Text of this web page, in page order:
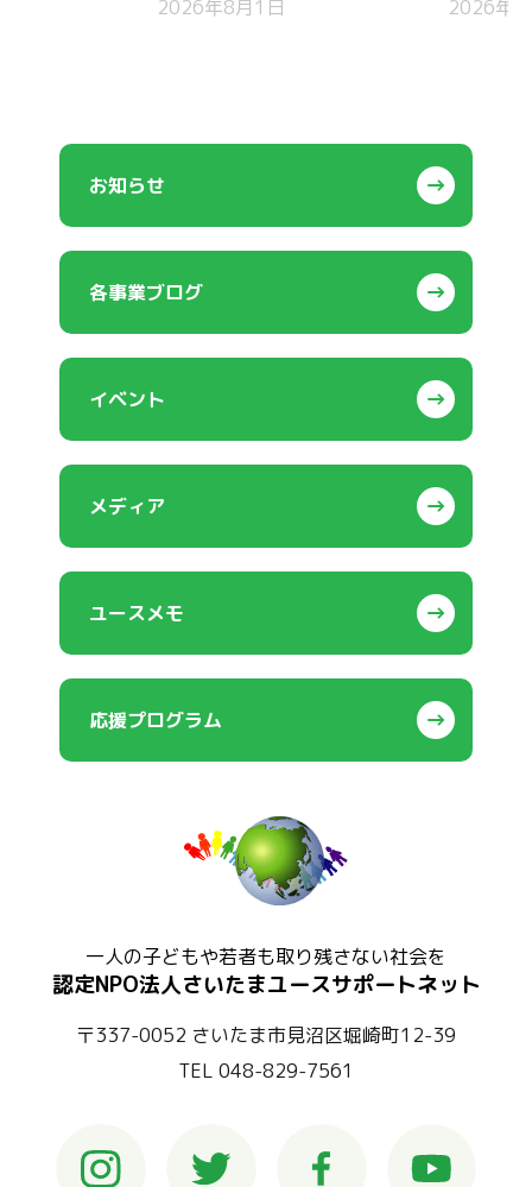
2026年8月1日
2026年7
お知らせ
各事業ブログ
イベント
メディア
ユースメモ
応援プログラム
一人の子どもや若者も取り残さない社会を
認定NPO法人さいたまユースサポートネット
〒337-0052 さいたま市見沼区堀崎町12-39
TEL 048-829-7561